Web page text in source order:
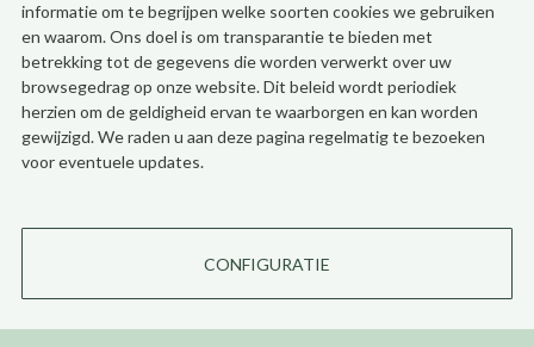
informatie om te begrijpen welke soorten cookies we gebruiken
en waarom. Ons doel is om transparantie te bieden met
betrekking tot de gegevens die worden verwerkt over uw
browsegedrag op onze website. Dit beleid wordt periodiek
herzien om de geldigheid ervan te waarborgen en kan worden
gewijzigd. We raden u aan deze pagina regelmatig te bezoeken
voor eventuele updates.
CONFIGURATIE